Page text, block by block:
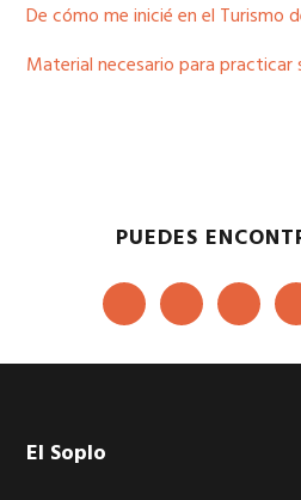
De cómo me inicié en el Turismo
Material necesario para practicar
PUEDES
Footer
El Soplo